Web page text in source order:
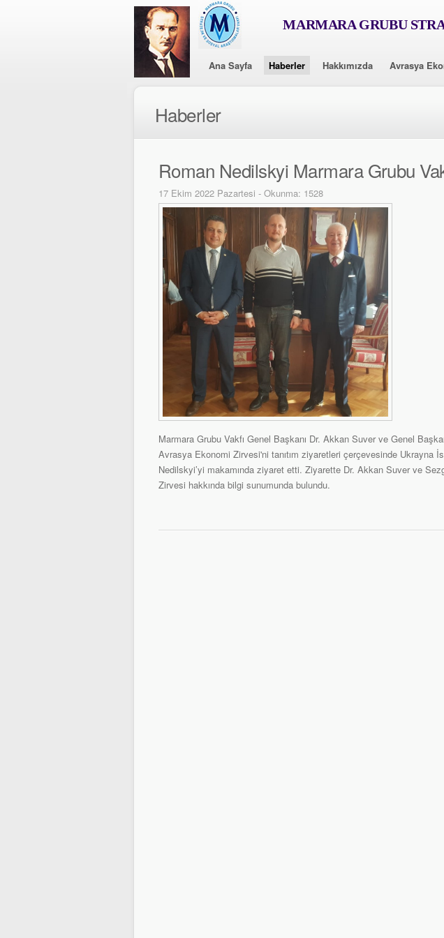
MARMARA GRUBU
Ana Sayfa Haberler Hakkımızda Avrasya
Haberler
Roman Nedilskyi Marmara Grubu
17 Ekim 2022 Pazartesi - Okunma: 1528
Marmara Grubu Vakfı Genel Başkanı Dr. Akkan Suver ve Genel
Avrasya Ekonomi Zirvesi'ni tanıtım ziyaretleri çerçevesinde Ukrayna
Nedilskyi’yi makamında ziyaret etti. Ziyarette Dr. Akkan Suver ve
Zirvesi hakkında bilgi sunumunda bulundu.